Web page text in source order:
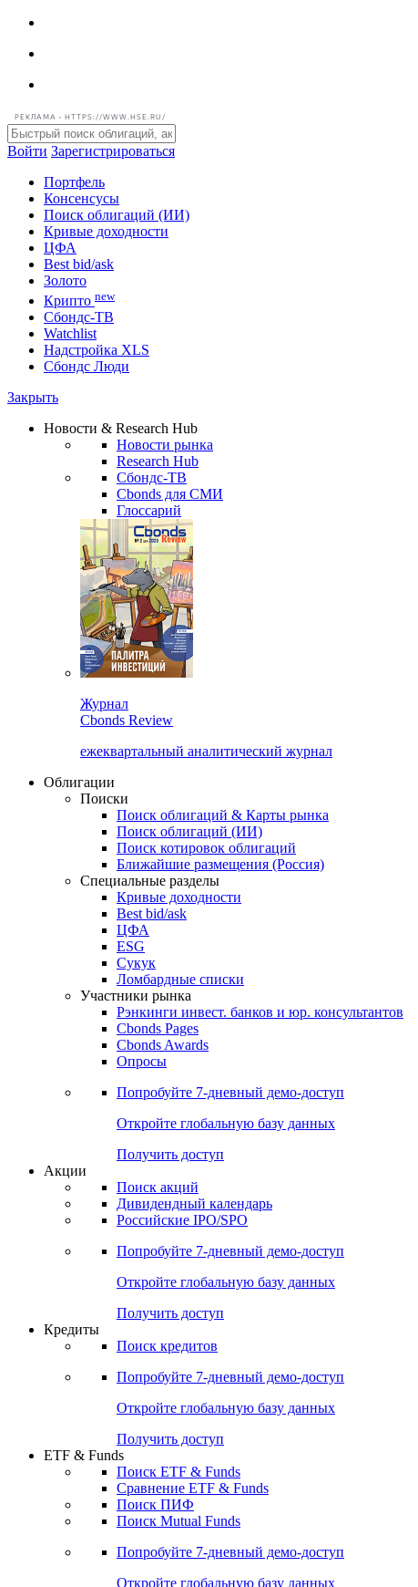
РЕКЛАМА • HTTPS://WWW.HSE.RU/
Войти Зарегистрироваться
Портфель
Консенсусы
Поиск облигаций (ИИ)
Кривые доходности
ЦФА
Best bid/ask
Золото
Криптоnew
Сбондс-ТВ
Надстройка XLS
Сбондс Люди
Новости & Research Hub
Новости рынка
Research Hub
Сбондс-ТВ
Cbonds для СМИ
Глоссарий
Журнал
Cbonds Review
ежеквартальный аналитический журнал
Облигации
Поиски
Поиск облигаций & Карты рынка
Поиск облигаций (ИИ)
Поиск котировок облигаций
Ближайшие размещения (Россия)
Специальные разделы
Кривые доходности
Best bid/ask
ЦФА
ESG
Сукук
Ломбардные списки
Участники рынка
Рэнкинги инвест. банков и юр. консультантов
Cbonds Pages
Cbonds Awards
Опросы
Попробуйте7-дневный
Откройте глобальную базу данных
Получить доступ
Акции
Поиск акций
Дивидендный календарь
Российские IPO/SPO
Попробуйте7-дневный
Откройте глобальную базу данных
Получить доступ
Кредиты
Поиск кредитов
Попробуйте7-дневный
Откройте глобальную базу данных
Получить доступ
ETF & Funds
Поиск ETF & Funds
Сравнение ETF & Funds
Поиск ПИФ
Поиск Mutual Funds